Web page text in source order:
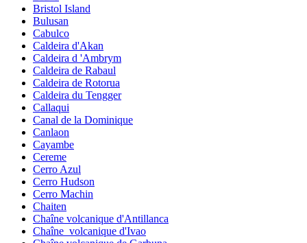
Bristol Island
Bulusan
Cabulco
Caldeira d'Akan
Caldeira d 'Ambrym
Caldeira de Rabaul
Caldeira de Rotorua
Caldeira du Tengger
Callaqui
Canal de la Dominique
Canlaon
Cayambe
Cereme
Cerro Azul
Cerro Hudson
Cerro Machin
Chaiten
Chaîne volcanique d'Antillanca
Chaîne_volcanique d'Ivao